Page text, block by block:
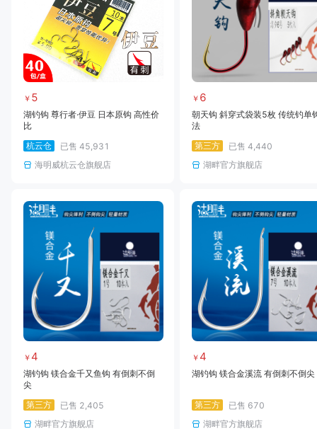
￥ 5
湖钓钩 尊行者·伊豆 日本原钩 高性价
比
杭云仓
已售 45,931
海明威杭云仓旗舰店
￥ 6
朝天钩 斜穿式袋装5枚 传统钓单
法
第三方
已售 4,440
湖畔官方旗舰店
￥ 4
湖钓钩 镁合金千又鱼钩 有倒刺不倒
尖
第三方
已售 2,405
湖畔官方旗舰店
￥ 4
湖钓钩 镁合金溪流 有倒刺不倒尖
第三方 已售 670
湖畔官方旗舰店